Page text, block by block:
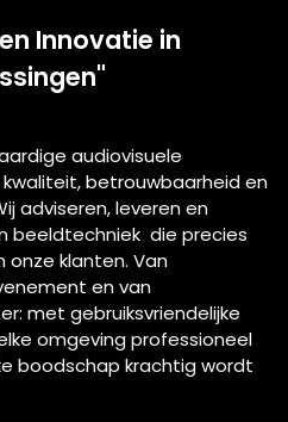
Innovatie in
audiovisuele
betrouwbaarheid en
adviseren, leveren en
beeldtechniek die precies
onze klanten. Van
en van
met gebruiksvriendelijke
omgeving professioneel
boodschap krachtig wordt